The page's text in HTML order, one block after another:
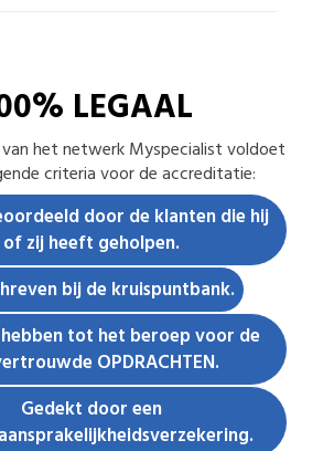
LEGAAL
van het netwerk Myspecialist voldoet
criteria voor de accreditatie:
door de klanten die hij
of zij heeft geholpen.
bij de kruispuntbank.
tot het beroep voor de
OPDRACHTEN.
Gedekt door een